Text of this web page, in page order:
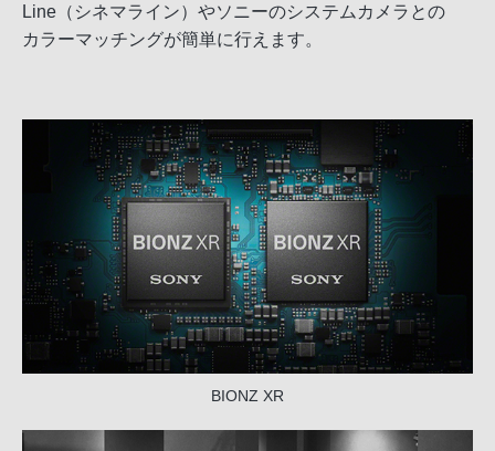
Line（シネマライン）やソニーのシステムカメラとの
カラーマッチングが簡単に行えます。
BIONZ XR